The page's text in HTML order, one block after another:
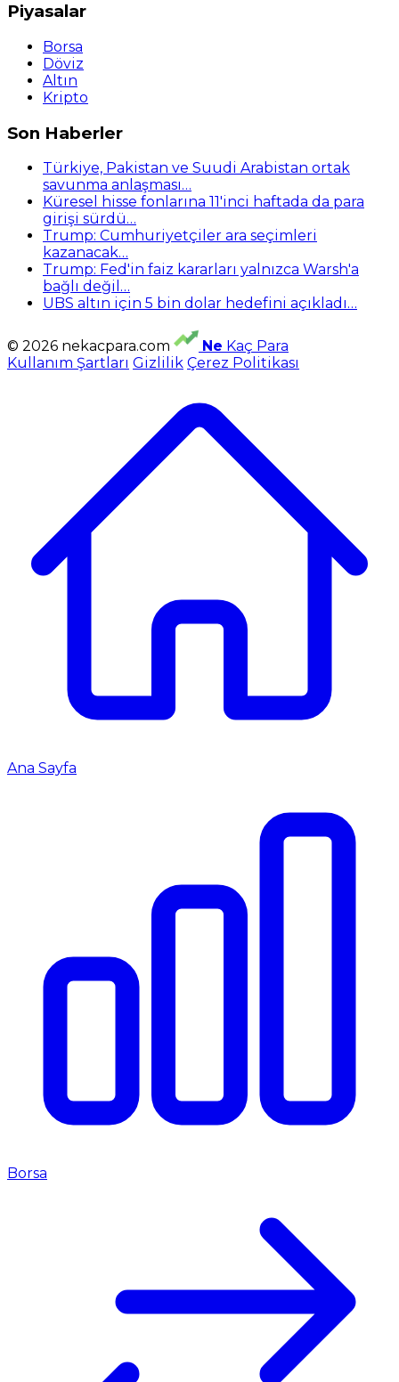
Piyasalar
Borsa
Döviz
Altın
Kripto
Son Haberler
Türkiye, Pakistan ve Suudi Arabistan ortak
savunma anlaşması…
Küresel hisse fonlarına 11'inci haftada da para
girişi sürdü…
Trump: Cumhuriyetçiler ara seçimleri
kazanacak…
Trump: Fed'in faiz kararları yalnızca Warsh'a
bağlı değil…
UBS altın için 5 bin dolar hedefini açıkladı…
© 2026 nekacpara.com Ne Kaç Para
Kullanım Şartları Gizlilik Çerez Politikası
Ana Sayfa
Borsa